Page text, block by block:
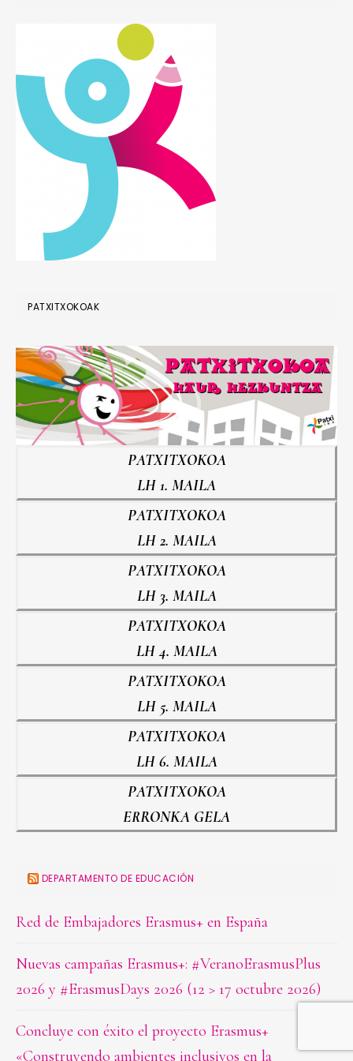
PATXITXOKOAK
PATXITXOKOA
LH 1. MAILA
PATXITXOKOA
LH 2. MAILA
PATXITXOKOA
LH 3. MAILA
PATXITXOKOA
LH 4. MAILA
PATXITXOKOA
LH 5. MAILA
PATXITXOKOA
LH 6. MAILA
PATXITXOKOA
ERRONKA GELA
DEPARTAMENTO DE EDUCACIÓN
Red de Embajadores Erasmus+ en España
Nuevas campañas Erasmus+: #VeranoErasmusPlus
2026 y #ErasmusDays 2026 (12 > 17 octubre 2026)
Concluye con éxito el proyecto Erasmus+
«Construyendo ambientes inclusivos en la